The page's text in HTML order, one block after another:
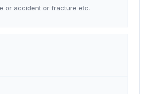
or accident or fracture etc.